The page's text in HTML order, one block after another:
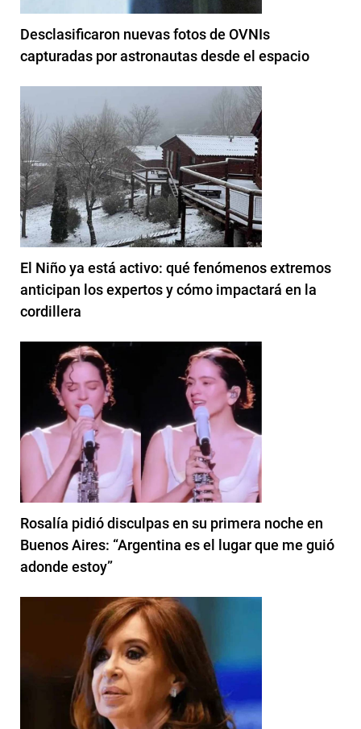
Desclasificaron nuevas fotos de OVNIs
capturadas por astronautas desde el espacio
El Niño ya está activo: qué fenómenos extremos
anticipan los expertos y cómo impactará en la
cordillera
Rosalía pidió disculpas en su primera noche en
Buenos Aires: “Argentina es el lugar que me guió
adonde estoy”